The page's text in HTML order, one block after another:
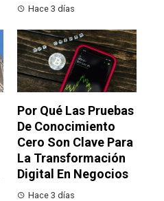
Hace 3 días
Por Qué Las Pruebas
De Conocimiento
Cero Son Clave Para
La Transformación
Digital En Negocios
Hace 3 días